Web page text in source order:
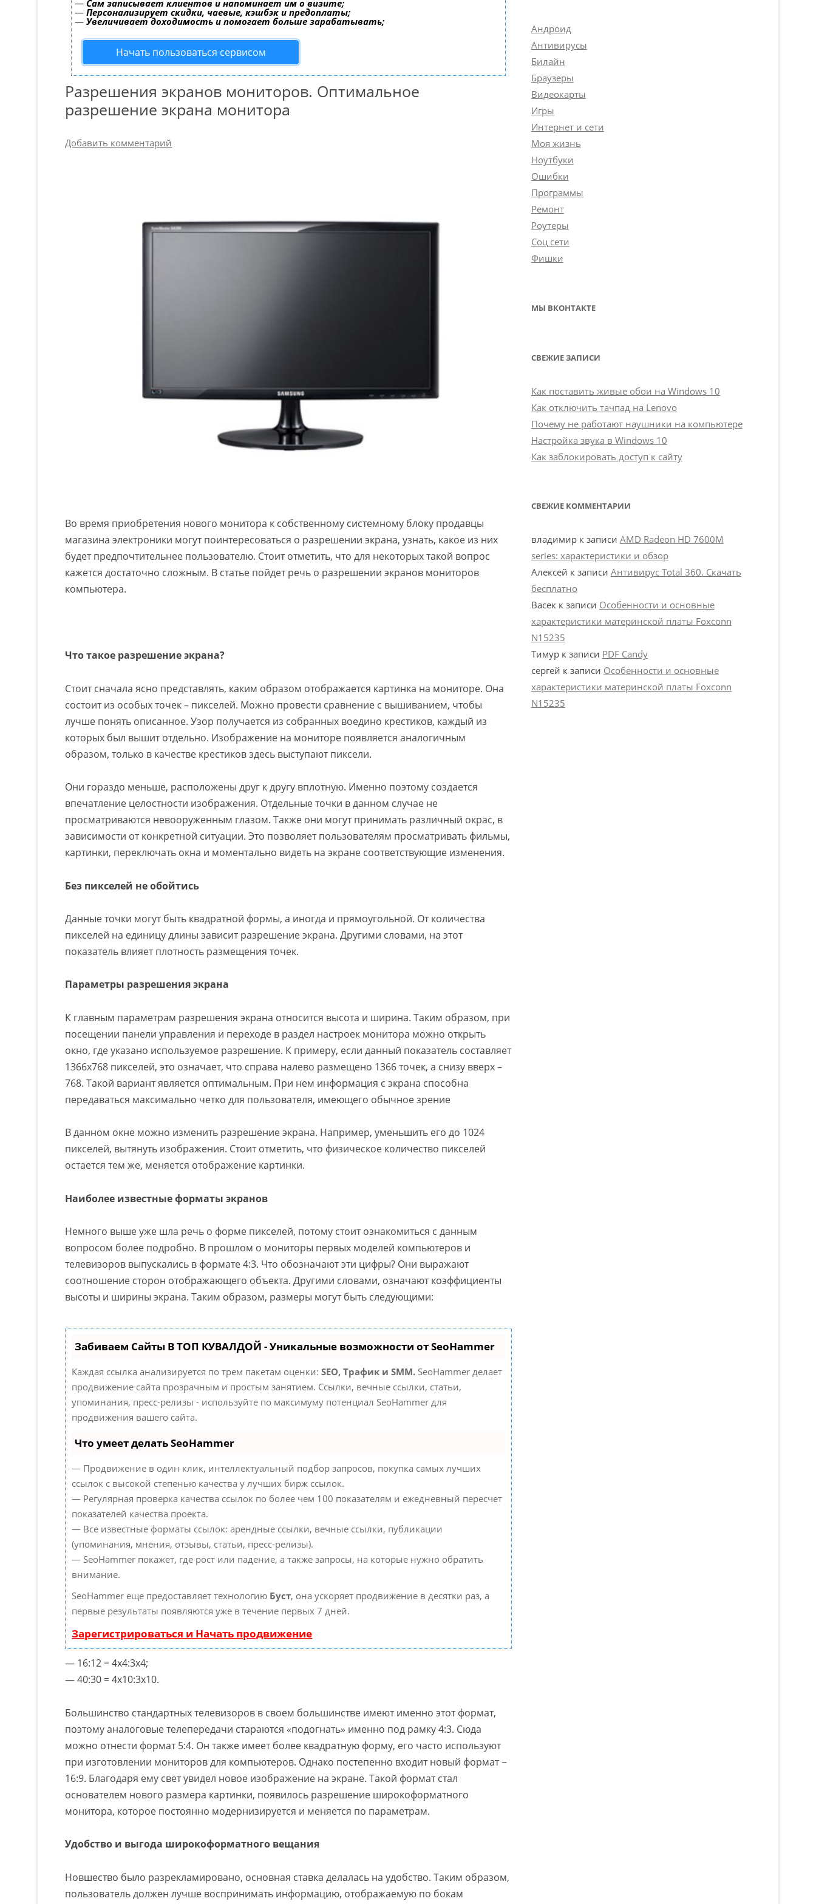
— Сам записывает клиентов и напоминает им о визите;
—Персонализирует скидки, чаевые, кэшбэк и предоплаты;
—Увеличивает доходимость и помогает больше зарабатывать;
Начать пользоваться сервисом
Разрешения экранов мониторов. Оптимальное
разрешение экрана монитора
Добавить комментарий
Во время приобретения нового монитора к собственному системному блоку продавцы
магазина электроники могут поинтересоваться о разрешении экрана, узнать, какое из них
будет предпочтительнее пользователю. Стоит отметить, что для некоторых такой вопрос
кажется достаточно сложным. В статье пойдет речь о разрешении экранов мониторов
компьютера.
Что такое разрешение экрана?
Стоит сначала ясно представлять, каким образом отображается картинка на мониторе. Она
состоит из особых точек – пикселей. Можно провести сравнение с вышиванием, чтобы
лучше понять описанное. Узор получается из собранных воедино крестиков, каждый из
которых был вышит отдельно. Изображение на мониторе появляется аналогичным
образом, только в качестве крестиков здесь выступают пиксели.
Они гораздо меньше, расположены друг к другу вплотную. Именно поэтому создается
впечатление целостности изображения. Отдельные точки в данном случае не
просматриваются невооруженным глазом. Также они могут принимать различный окрас, в
зависимости от конкретной ситуации. Это позволяет пользователям просматривать фильмы,
картинки, переключать окна и моментально видеть на экране соответствующие изменения.
Без пикселей не обойтись
Данные точки могут быть квадратной формы, а иногда и прямоугольной. От количества
пикселей на единицу длины зависит разрешение экрана. Другими словами, на этот
показатель влияет плотность размещения точек.
Параметры разрешения экрана
К главным параметрам разрешения экрана относится высота и ширина. Таким образом, при
посещении панели управления и переходе в раздел настроек монитора можно открыть
окно, где указано используемое разрешение. К примеру, если данный показатель составляет
1366х768 пикселей, это означает, что справа налево размещено 1366 точек, а снизу вверх –
768. Такой вариант является оптимальным. При нем информация с экрана способна
передаваться максимально четко для пользователя, имеющего обычное зрение
В данном окне можно изменить разрешение экрана. Например, уменьшить его до 1024
пикселей, вытянуть изображения. Стоит отметить, что физическое количество пикселей
остается тем же, меняется отображение картинки.
Наиболее известные форматы экранов
Немного выше уже шла речь о форме пикселей, потому стоит ознакомиться с данным
вопросом более подробно. В прошлом о мониторы первых моделей компьютеров и
телевизоров выпускались в формате 4:3. Что обозначают эти цифры? Они выражают
соотношение сторон отображающего объекта. Другими словами, означают коэффициенты
высоты и ширины экрана. Таким образом, размеры могут быть следующими:
Забиваем Сайты В ТОП КУВАЛДОЙ - Уникальные возможности от SeoHammer
Каждая ссылка анализируется по трем пакетам оценки:SEO, Трафик и SMM. SeoHammer делает
продвижение сайта прозрачным и простым занятием. Ссылки, вечные ссылки, статьи,
упоминания, пресс-релизы - используйте по максимуму потенциал SeoHammer для
продвижения вашего сайта.
Что умеет делать SeoHammer
— Продвижение в один клик, интеллектуальный подбор запросов, покупка самых лучших
ссылок с высокой степенью качества у лучших бирж ссылок.
— Регулярная проверка качества ссылок по более чем 100 показателям и ежедневный пересчет
показателей качества проекта.
— Все известные форматы ссылок: арендные ссылки, вечные ссылки, публикации
(упоминания, мнения, отзывы, статьи, пресс-релизы).
— SeoHammer покажет, где рост или падение, а также запросы, на которые нужно обратить
внимание.
SeoHammer еще предоставляет технологию Буст, она ускоряет продвижение в десятки раз, а
первые результаты появляются уже в течение первых 7 дней.
Зарегистрироваться и Начать продвижение
— 16:12 = 4х4:3х4;
— 40:30 = 4х10:3х10.
Большинство стандартных телевизоров в своем большинстве имеют именно этот формат,
поэтому аналоговые телепередачи стараются «подогнать» именно под рамку 4:3. Сюда
можно отнести формат 5:4. Он также имеет более квадратную форму, его часто используют
при изготовлении мониторов для компьютеров. Однако постепенно входит новый формат −
16:9. Благодаря ему свет увидел новое изображение на экране. Такой формат стал
основателем нового размера картинки, появилось разрешение широкоформатного
монитора, которое постоянно модернизируется и меняется по параметрам.
Удобство и выгода широкоформатного вещания
Новшество было разрекламировано, основная ставка делалась на удобство. Таким образом,
пользователь должен лучше воспринимать информацию, отображаемую по бокам
Андроид
Антивирусы
Билайн
Браузеры
Видеокарты
Игры
Интернет и сети
Моя жизнь
Ноутбуки
Ошибки
Программы
Ремонт
Роутеры
Соц сети
Фишки
МЫ ВКОНТАКТЕ
СВЕЖИЕ ЗАПИСИ
Как поставить живые обои на Windows 10
Как отключить тачпад на Lenovo
Почему не работают наушники на компьютере
Настройка звука в Windows 10
Как заблокировать доступ к сайту
СВЕЖИЕ КОММЕНТАРИИ
владимирк записи AMD Radeon HD 7600M
series: характеристики и обзор
Алексей к записи Антивирус Total 360. Скачать
бесплатно
Васек к записи Особенности и основные
характеристики материнской платы Foxconn
N15235
Тимурк записи PDF Candy
сергей к записи Особенности и основные
характеристики материнской платы Foxconn
N15235